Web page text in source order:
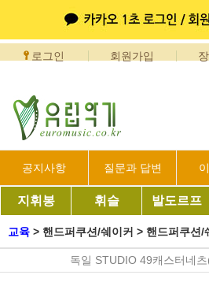
로그인 회원가입
공지사항 질문과 답변
지휘봉 휘슬 발도르프
교육 > 핸드퍼쿠션/쉐이커 > 핸드퍼쿠션/
독일 STUDIO 49캐스터네